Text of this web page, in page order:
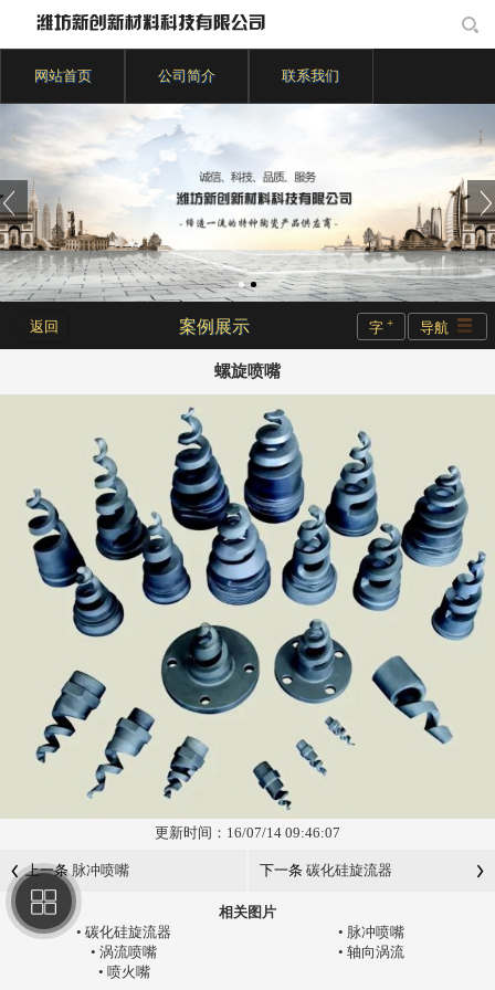
网站首页 公司简介 联系我们
返回 案例展示 导航
字 +
螺旋喷嘴
更新时间：16/07/14 09:46:07
上一条脉冲喷嘴 下一条 碳化硅旋流器
相关图片
• 碳化硅旋流器 • 脉冲喷嘴
• 涡流喷嘴 • 轴向涡流
• 喷火嘴